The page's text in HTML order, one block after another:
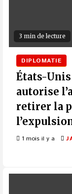
3 min de lecture
DIPLOMATIE
États-
autorise
retirer la
1 mois il y a